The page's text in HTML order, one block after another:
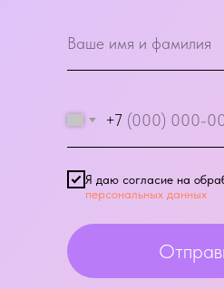
+7
Я даю согласие на
персональных данных